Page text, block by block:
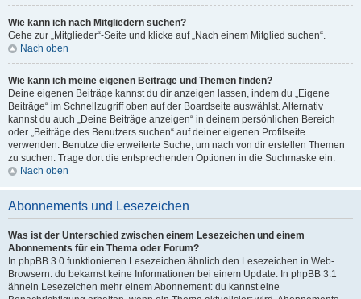
Wie kann ich nach Mitgliedern suchen?
Gehe zur „Mitglieder“-Seite und klicke auf „Nach einem Mitglied suchen“.
Nach oben
Wie kann ich meine eigenen Beiträge und Themen finden?
Deine eigenen Beiträge kannst du dir anzeigen lassen, indem du „Eigene
Beiträge“ im Schnellzugriff oben auf der Boardseite auswählst. Alternativ
kannst du auch „Deine Beiträge anzeigen“ in deinem persönlichen Bereich
oder „Beiträge des Benutzers suchen“ auf deiner eigenen Profilseite
verwenden. Benutze die erweiterte Suche, um nach von dir erstellen Themen
zu suchen. Trage dort die entsprechenden Optionen in die Suchmaske ein.
Nach oben
Abonnements und Lesezeichen
Was ist der Unterschied zwischen einem Lesezeichen und einem
Abonnements für ein Thema oder Forum?
In phpBB 3.0 funktionierten Lesezeichen ähnlich den Lesezeichen in Web-
Browsern: du bekamst keine Informationen bei einem Update. In phpBB 3.1
ähneln Lesezeichen mehr einem Abonnement: du kannst eine